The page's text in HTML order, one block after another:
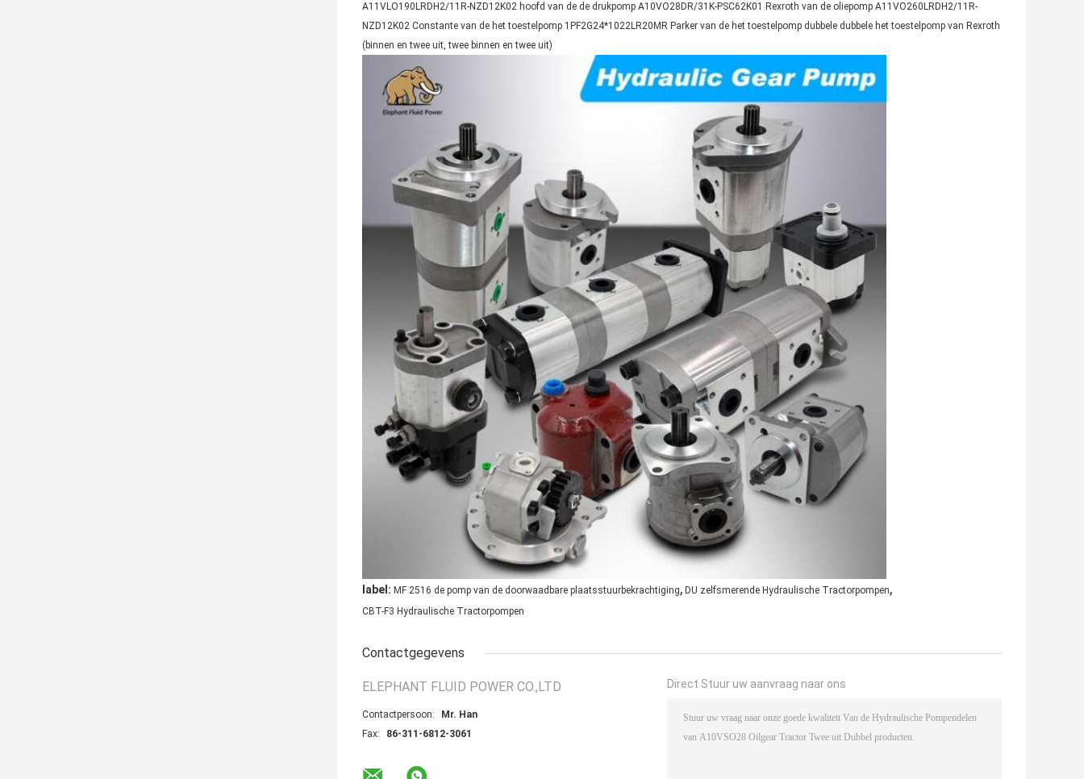
A11VLO190LRDH2/11R-NZD12K02 hoofd van de de drukpomp A10VO28DR/31K-PSC62K01 Rexroth van de oliepomp A11VO260LRDH2/11R-
NZD12K02 Constante van de het toestelpomp 1PF2G24*1022LR20MR Parker van de het toestelpomp dubbele dubbele het toestelpomp van Rexroth
(binnen en twee uit, twee binnen en twee uit)
label: MF 2516 de pomp van de doorwaadbare plaatsstuurbekrachtiging, DU zelfsmerende Hydraulische Tractorpompen,
CBT-F3 Hydraulische Tractorpompen
Contactgegevens
ELEPHANT FLUID POWER CO.,LTD
Contactpersoon:
Mr. Han
Fax:
86-311-6812-3061
Direct Stuur uw aanvraag naar ons